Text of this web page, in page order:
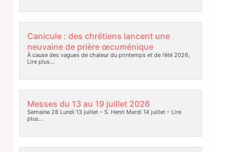
Canicule : des chrétiens lancent une
neuvaine de prière œcuménique
À cause des vagues de chaleur du printemps et de l’été 2026,
Lire plus…
Messes du 13 au 19 juillet 2026
Semaine 28 Lundi 13 juillet – S. Henri Mardi 14 juillet –Lire
plus…